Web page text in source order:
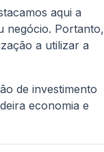
aqui a
negócio. Portanto,
a utilizar a
de investimento
economia e